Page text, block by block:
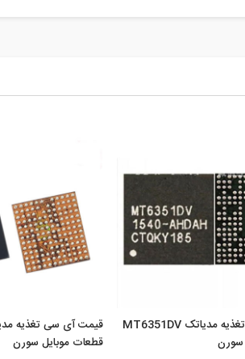
قیمت آی سی تغذیه مدیاتک MT6351DV
سورن
قطعات موبایل سورن